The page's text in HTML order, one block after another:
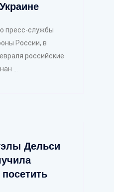
пресс-службы
России, в
российские
...
Дельси